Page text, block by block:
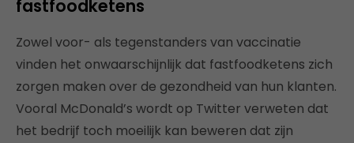
fastfoodketens
Zowel voor- als tegenstanders van vaccinatie
vinden het onwaarschijnlijk dat fastfoodketens zich
zorgen maken over de gezondheid van hun klanten.
Vooral McDonald’s wordt op Twitter verweten dat
het bedrijf toch moeilijk kan beweren dat zijn